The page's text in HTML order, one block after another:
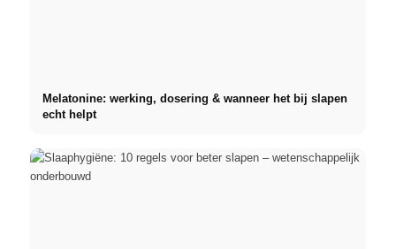
Melatonine: werking, dosering & wanneer het bij slapen
echt helpt